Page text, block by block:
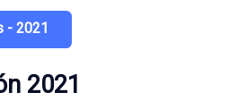
- 2021
2021